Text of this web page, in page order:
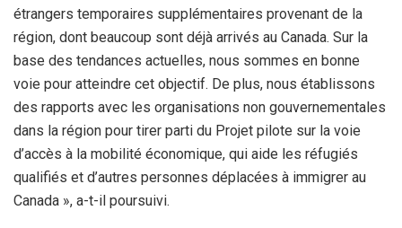
étrangers temporaires supplémentaires provenant de la
région, dont beaucoup sont déjà arrivés au Canada. Sur la
base des tendances actuelles, nous sommes en bonne
voie pour atteindre cet objectif. De plus, nous établissons
des rapports avec les organisations non gouvernementales
dans la région pour tirer parti du Projet pilote sur la voie
d’accès à la mobilité économique, qui aide les réfugiés
qualifiés et d’autres personnes déplacées à immigrer au
Canada », a-t-il poursuivi.